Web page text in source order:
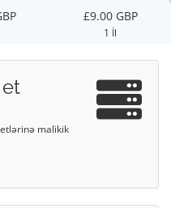
£9.00 GBP
1 İl
malikik